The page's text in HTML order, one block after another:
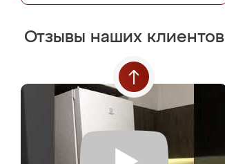
Отзывы наших клиентов